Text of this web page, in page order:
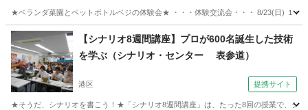
★ベランダ菜園とペットボトルベジの体験会★ ・・・体験交流会・・・ 8/23(日) １
東京 渋谷区 渋谷駅 その他 ドリンク
【シナリオ8週間講座】プロが600名誕生した技術
を学ぶ（シナリオ・センター 表参道）
港区 提携サイト
★そうだ、シナリオを書こう！★「シナリオ8週間講座」は、たった8回の授業で、シ